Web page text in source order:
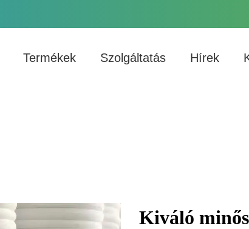
Termékek Szolgáltatás Hírek
Kiváló